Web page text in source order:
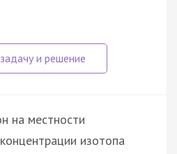
на местности
изотопа